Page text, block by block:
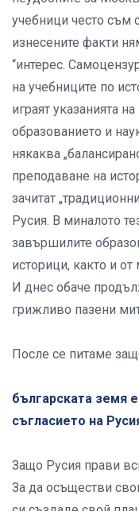
учебници често съм
изнесените факти
“интерес.
на учебниците по
играят указанията
образованието и
някаква
преподаване на
зачитат
Русия. В миналото
завършилите
историци, както и
И днес обаче
грижливо пазени
После се питаме
българската земя
съгласието на
Защо Русия прави
За да осъществи